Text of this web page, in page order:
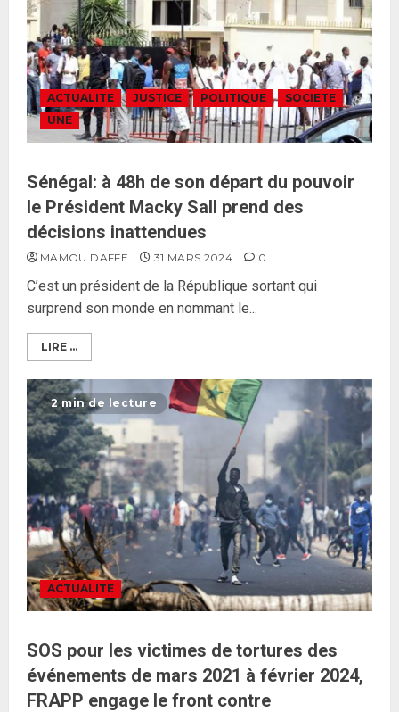
ACTUALITE JUSTICE POLITIQUE
SOCIETE
UNE
Sénégal: à 48h de son départ du pouvoir
le Président Macky Sall prend des
décisions inattendues
MAMOU DAFFE 31 MARS 2024 0
C’est un président de la République sortant qui
surprend son monde en nommant le...
LIRE ...
2 min de lecture
ACTUALITE
SOS pour les victimes de tortures des
événements de mars 2021 à février 2024,
FRAPP engage le front contre